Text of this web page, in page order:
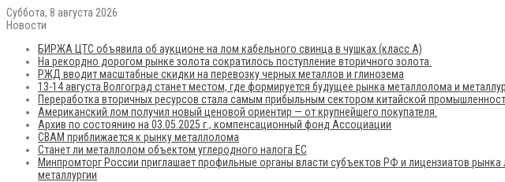
Суббота, 8 августа 2026
Новости
БИРЖА ЦТС объявила об аукционе на лом кабельного свинца в чушках (класс А)
На рекордно дорогом рынке золота сократилось поступление вторичного золота.
РЖД вводит масштабные скидки на перевозку черных металлов и глинозема
13-14 августа Волгоград станет местом, где формируется будущее рынка металлолома и
Переработка вторичных ресурсов стала самым прибыльным сектором китайской
Американский лом получил новый ценовой ориентир — от крупнейшего покупателя.
Архив по состоянию на 03.05.2025 г., компенсационный фонд Ассоциации
CBAM приближается к рынку металлолома
Станет ли металлолом объектом углеродного налога ЕС
Минпромторг России приглашает профильные органы власти субъектов РФ и лицензиатов
металлургии